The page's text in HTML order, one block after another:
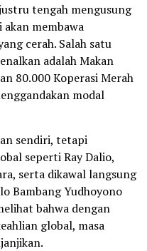
tengah mengusung
membawa
cerah. Salah satu
adalah Makan
80.000 Koperasi Merah
modal
sendiri, tetapi
seperti Ray Dalio,
serta dikawal langsung
Bambang Yudhoyono
bahwa dengan
global, masa